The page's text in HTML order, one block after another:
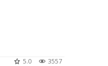
3557
5.0